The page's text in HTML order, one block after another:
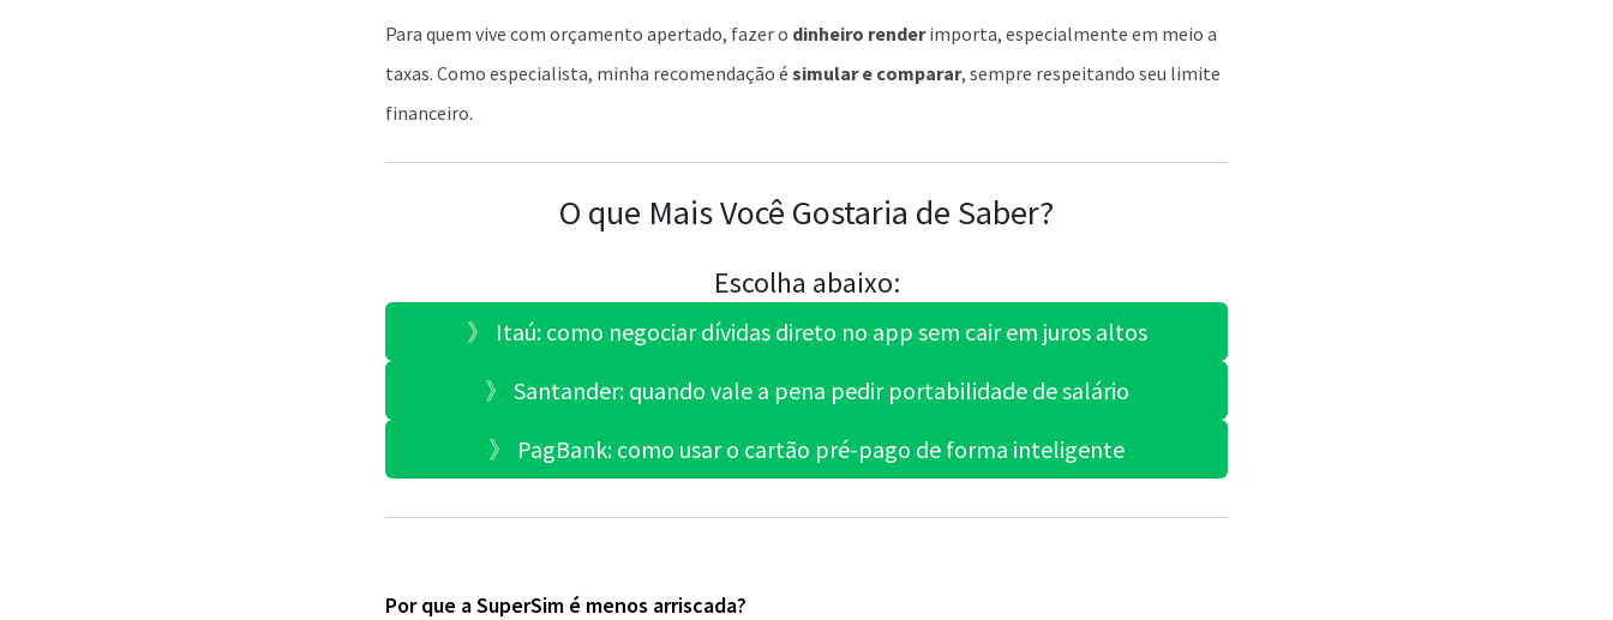
Para quem vive com orçamento apertado, fazer o dinheiro renderimporta, especialmente em meio a
taxas. Como especialista, minha recomendação é simular e comparar, sempre respeitando seu limite
financeiro.
O que Mais Você Gostaria de Saber?
Escolha abaixo:
》 Itaú: como negociar dívidas direto no app sem cair em juros altos
》 Santander: quando vale a pena pedir portabilidade de salário
》 PagBank: como usar o cartão pré-pago de forma inteligente
Por que a SuperSim é menos arriscada?